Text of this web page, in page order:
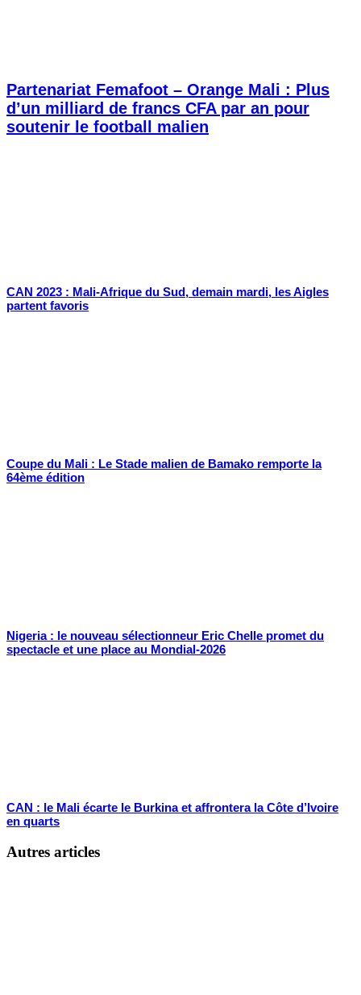
Partenariat Femafoot – Orange Mali : Plus
d’un milliard de francs CFA par an pour
soutenir le football malien
CAN 2023 : Mali-Afrique du Sud, demain mardi, les Aigles
partent favoris
Coupe du Mali : Le Stade malien de Bamako remporte la
64ème édition
Nigeria : le nouveau sélectionneur Eric Chelle promet du
spectacle et une place au Mondial-2026
CAN : le Mali écarte le Burkina et affrontera la Côte d’Ivoire
en quarts
Autres articles